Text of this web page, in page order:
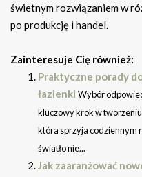
świetnym rozwiązaniem w
po produkcję i handel.
Zainteresuje Cię również:
Praktyczne porady
łazienki Wybór
kluczowy krok w
która sprzyja codziennym
światło nie...
Jak zaaranżować